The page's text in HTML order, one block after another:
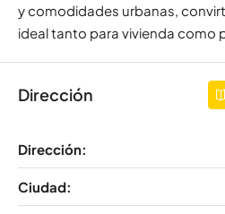
y comodidades urbanas,
ideal tanto para vivienda como
Dirección
Dirección:
Ciudad: